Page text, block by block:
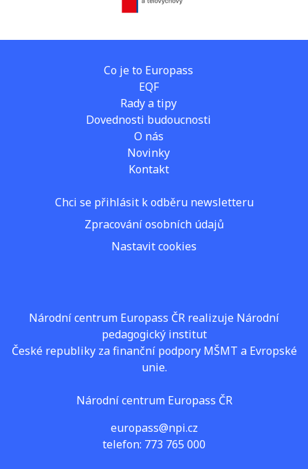
Co je to Europass
EQF
Rady a tipy
Dovednosti budoucnosti
O nás
Novinky
Kontakt
Chci se přihlásit k odběru newsletteru
Zpracování osobních údajů
Nastavit cookies
Národní centrum Europass ČR realizuje Národní
pedagogický institut
České republiky za finanční podpory MŠMT a Evropské
unie.
Národní centrum Europass ČR
europass@npi.cz
telefon: 773 765 000